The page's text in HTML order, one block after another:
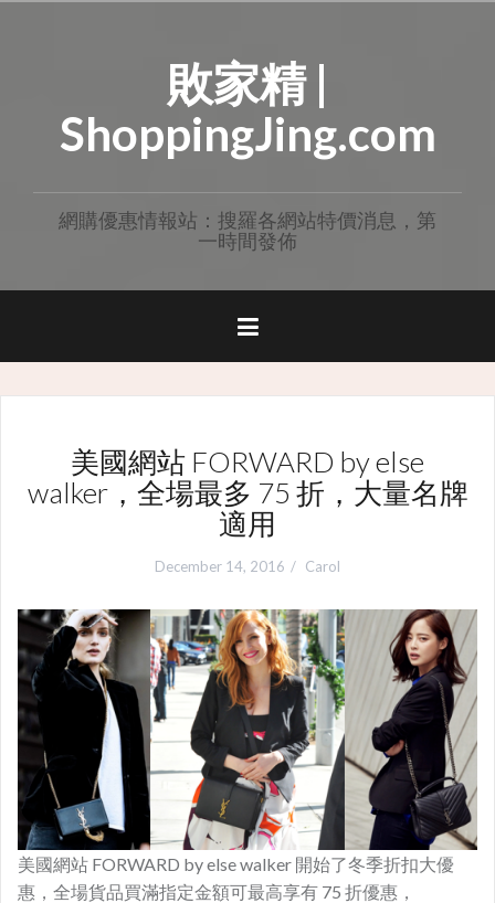
敗家精 |
ShoppingJing.com
網購優惠情報站：搜羅各網站特價消息，第
一時間發佈
美國網站 FORWARD by else
walker，全場最多 75 折，大量名牌
適用
December 14, 2016 Carol
美國網站 FORWARD by else walker 開始了冬季折扣大優
惠，全場貨品買滿指定金額可最高享有 75 折優惠，